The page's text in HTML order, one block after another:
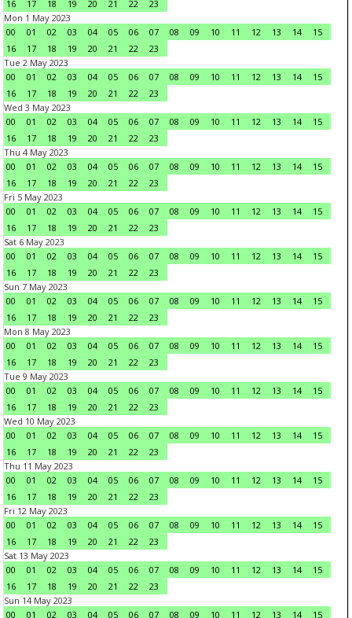
16
17 18 19 20 21 22
23
Mon 1 May 2023
00
01 02 03 04 05 06 07 08 09 10 11 12 13 14
15
16
17 18 19 20 21 22
23
Tue 2 May 2023
00
01 02 03 04 05 06 07 08 09 10 11 12 13 14
15
16
17 18 19 20 21 22
23
Wed 3 May 2023
00
01 02 03 04 05 06 07 08 09 10 11 12 13 14
15
16
17 18 19 20 21 22
23
Thu 4 May 2023
00
01 02 03 04 05 06 07 08 09 10 11 12 13 14
15
16
17 18 19 20 21 22
23
Fri 5 May 2023
00
01 02 03 04 05 06 07 08 09 10 11 12 13 14
15
16
17 18 19 20 21 22
23
Sat 6 May 2023
00
01 02 03 04 05 06 07 08 09 10 11 12 13 14
15
16
17 18 19 20 21 22
23
Sun 7 May 2023
00
01 02 03 04 05 06 07 08 09 10 11 12 13 14
15
16
17 18 19 20 21 22
23
Mon 8 May 2023
00
01 02 03 04 05 06 07 08 09 10 11 12 13 14
15
16
17 18 19 20 21 22
23
Tue 9 May 2023
00
01 02 03 04 05 06 07 08 09 10 11 12 13 14
15
16
17 18 19 20 21 22
23
Wed 10 May 2023
00
01 02 03 04 05 06 07 08 09 10 11 12 13 14
15
16
17 18 19 20 21 22
23
Thu 11 May 2023
00
01 02 03 04 05 06 07 08 09 10 11 12 13 14
15
16
17 18 19 20 21 22
23
Fri 12 May 2023
00
01 02 03 04 05 06 07 08 09 10 11 12 13 14
15
16
17 18 19 20 21 22
23
Sat 13 May 2023
00
01 02 03 04 05 06 07 08 09 10 11 12 13 14
15
16
17 18 19 20 21 22
23
Sun 14 May 2023
00
01 02 03 04 05 06 07 08 09 10 11 12 13 14 15